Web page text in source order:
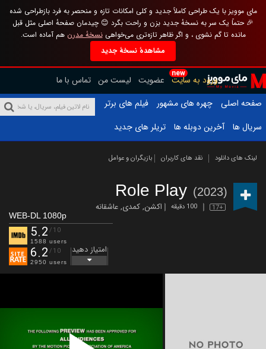
مای موویز با یک طراحی کاملاً جدید و کلی امکانات تازه و منحصر به فرد بازطراحی شده
🎉 حتماً یک سر به نسخهٔ جدید بزن و راحت بگرد 😊 چیدمان صفحهٔ اصلی مثل قبل
مانده تا گم نشوی ، و اگر ظاهر تازه‌تری می‌خواهینسخهٔ مدرن هم آماده است.
مشاهدهٔ نسخهٔ جدید
new
ورود به سایت عضویت لیست من تماس با ما
صفحه اصلی
چهره های مشهور
فیلم های برتر
سریال ها
آخرین دوبله ها تریلر های جدید
لینک های دانلود نقد های کاربران بازیگران و عوامل
Role Play (2023)
17+ 100 دقیقه اکشن,کمدی,عاشقانه
WEB-DL 1080p
5.2 /10
1588 users
6.2 /10
2950 users
امتیاز دهید